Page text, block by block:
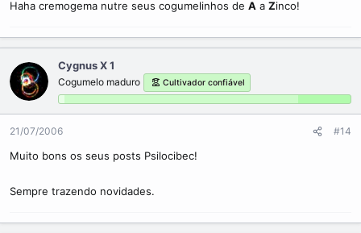
Haha cremogema nutre seus cogumelinhos de A a Zinco!
Cygnus X 1
Cogumelo maduro Cultivador confiável
21/07/2006 #14
Muito bons os seus posts Psilocibec!
Sempre trazendo novidades.